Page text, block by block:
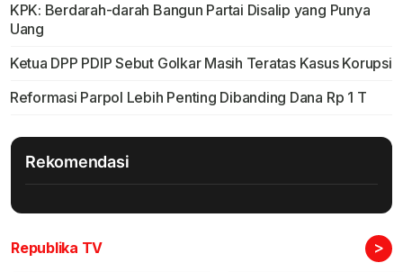
KPK: Berdarah-darah Bangun Partai Disalip yang Punya
Uang
Ketua DPP PDIP Sebut Golkar Masih Teratas Kasus Korupsi
Reformasi Parpol Lebih Penting Dibanding Dana Rp 1 T
Rekomendasi
Republika TV >